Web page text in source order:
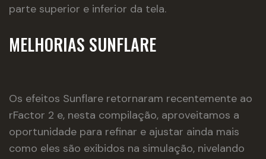
parte superior e inferior da tela.
MELHORIAS SUNFLARE
Os efeitos Sunflare retornaram recentemente ao
rFactor 2 e, nesta compilação, aproveitamos a
oportunidade para refinar e ajustar ainda mais
como eles são exibidos na simulação, nivelando